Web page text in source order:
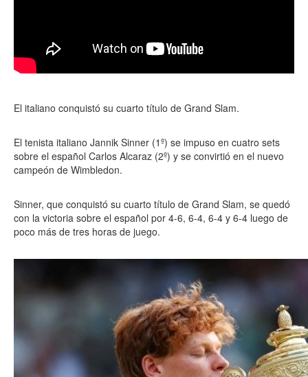
El italiano conquistó su cuarto título de Grand Slam.
El tenista italiano Jannik Sinner (1º) se impuso en cuatro sets
sobre el español Carlos Alcaraz (2º) y se convirtió en el nuevo
campeón de Wimbledon.
Sinner, que conquistó su cuarto título de Grand Slam, se quedó
con la victoria sobre el español por 4-6, 6-4, 6-4 y 6-4 luego de
poco más de tres horas de juego.